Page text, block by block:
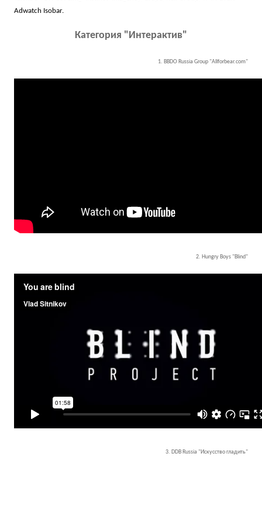
Adwatch Isobar.
Категория "Интерактив"
1. BBDO Russia Group "Allforbear.com"
2. Hungry Boys "Blind"
3. DDB Russia "Искусство гладить"